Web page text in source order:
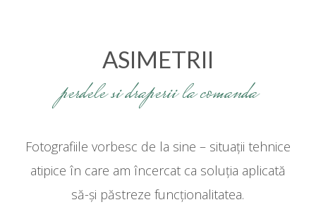
ASIMETRII
perdele si draperii la comanda
Fotografiile vorbesc de la sine – situații tehnice
atipice în care am încercat ca soluția aplicată
să-și păstreze funcționalitatea.